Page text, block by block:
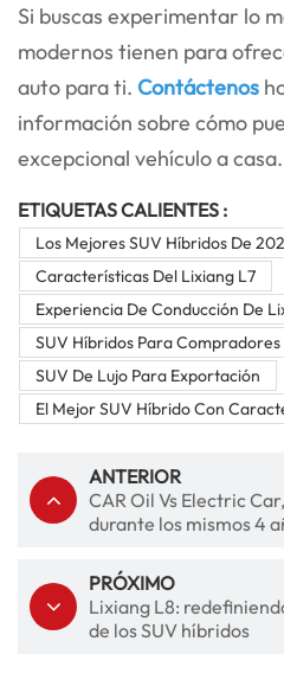
Si buscas experimentar lo
modernos tienen para
auto para ti. Contáctenos
información sobre cómo
excepcional vehículo a casa.
ETIQUETAS CALIENTES :
Los Mejores SUV Híbridos De
Características Del Lixiang L7
Experiencia De Conducción De
SUV Híbridos Para
SUV De Lujo Para Exportación
El Mejor SUV Híbrido Con
ANTERIOR
CAR Oil Vs Electric
durante los mismos 4
PRÓXIMO
Lixiang L8:
de los SUV híbridos